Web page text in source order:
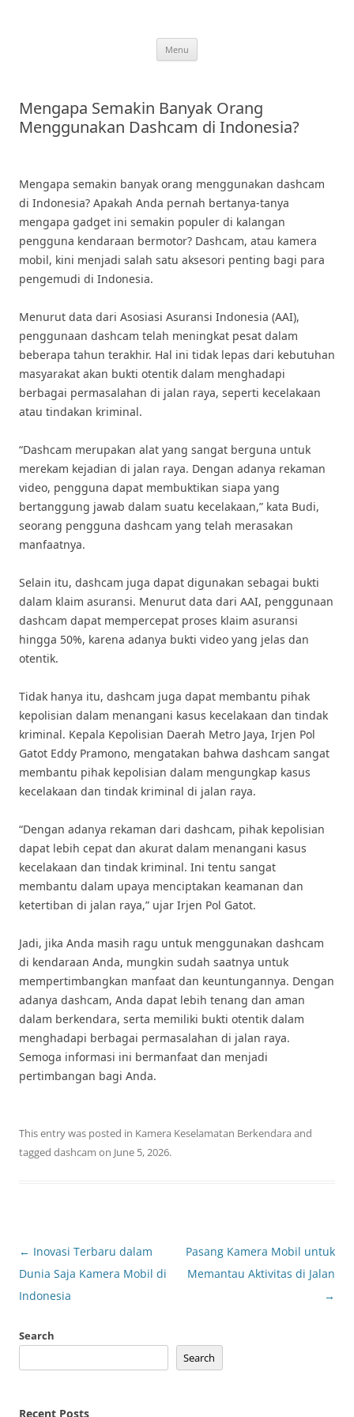
Menu
Mengapa Semakin Banyak Orang
Menggunakan Dashcam di Indonesia?
Mengapa semakin banyak orang menggunakan dashcam
di Indonesia? Apakah Anda pernah bertanya-tanya
mengapa gadget ini semakin populer di kalangan
pengguna kendaraan bermotor? Dashcam, atau kamera
mobil, kini menjadi salah satu aksesori penting bagi para
pengemudi di Indonesia.
Menurut data dari Asosiasi Asuransi Indonesia (AAI),
penggunaan dashcam telah meningkat pesat dalam
beberapa tahun terakhir. Hal ini tidak lepas dari kebutuhan
masyarakat akan bukti otentik dalam menghadapi
berbagai permasalahan di jalan raya, seperti kecelakaan
atau tindakan kriminal.
“Dashcam merupakan alat yang sangat berguna untuk
merekam kejadian di jalan raya. Dengan adanya rekaman
video, pengguna dapat membuktikan siapa yang
bertanggung jawab dalam suatu kecelakaan,” kata Budi,
seorang pengguna dashcam yang telah merasakan
manfaatnya.
Selain itu, dashcam juga dapat digunakan sebagai bukti
dalam klaim asuransi. Menurut data dari AAI, penggunaan
dashcam dapat mempercepat proses klaim asuransi
hingga 50%, karena adanya bukti video yang jelas dan
otentik.
Tidak hanya itu, dashcam juga dapat membantu pihak
kepolisian dalam menangani kasus kecelakaan dan tindak
kriminal. Kepala Kepolisian Daerah Metro Jaya, Irjen Pol
Gatot Eddy Pramono, mengatakan bahwa dashcam sangat
membantu pihak kepolisian dalam mengungkap kasus
kecelakaan dan tindak kriminal di jalan raya.
“Dengan adanya rekaman dari dashcam, pihak kepolisian
dapat lebih cepat dan akurat dalam menangani kasus
kecelakaan dan tindak kriminal. Ini tentu sangat
membantu dalam upaya menciptakan keamanan dan
ketertiban di jalan raya,” ujar Irjen Pol Gatot.
Jadi, jika Anda masih ragu untuk menggunakan dashcam
di kendaraan Anda, mungkin sudah saatnya untuk
mempertimbangkan manfaat dan keuntungannya. Dengan
adanya dashcam, Anda dapat lebih tenang dan aman
dalam berkendara, serta memiliki bukti otentik dalam
menghadapi berbagai permasalahan di jalan raya.
Semoga informasi ini bermanfaat dan menjadi
pertimbangan bagi Anda.
This entry was posted in Kamera Keselamatan Berkendara and
tagged dashcam on June 5, 2026.
Post
navigation
← Inovasi Terbaru dalam
Dunia Saja Kamera Mobil di
Indonesia
Pasang Kamera Mobil untuk
Memantau Aktivitas di Jalan
→
Search
Search
Recent Posts